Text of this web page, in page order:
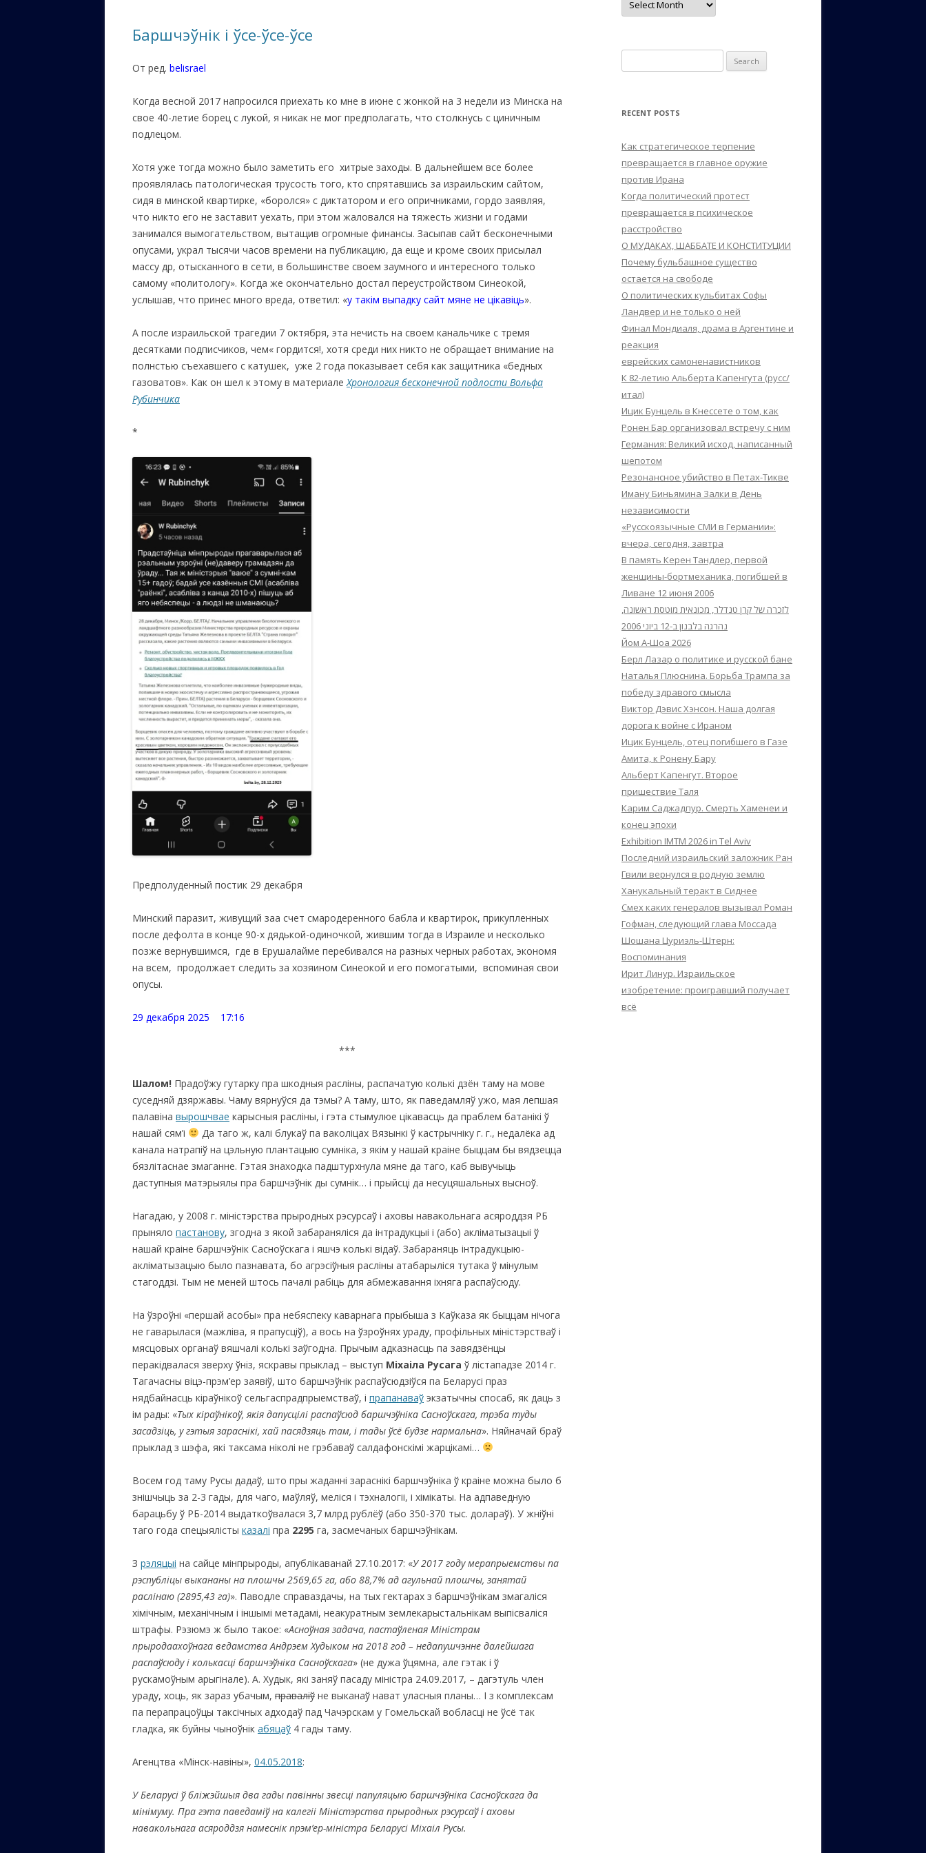
КАЛИНКОВИЧАХ СЕЙЧАС
ИНФОРМАЦИЯ К СТАРОМУ
САЙТУ
КТО КОГО ИЩЕТ
Баршчэўнік і ўсе-ўсе-ўсе
От ред. belisrael
Когда весной 2017 напросился приехать ко мне в июне с жонкой на 3 недели из Минска на
свое 40-летие борец с лукой, я никак не мог предполагать, что столкнусь с циничным
подлецом.
Хотя уже тогда можно было заметить его хитрые заходы. В дальнейшем все более
проявлялась патологическая трусость того, кто спрятавшись за израильским сайтом,
сидя в минской квартирке, «боролся» с диктатором и его опричниками, гордо заявляя,
что никто его не заставит уехать, при этом жаловался на тяжесть жизни и годами
занимался вымогательством, вытащив огромные финансы. Засыпав сайт бесконечными
опусами, украл тысячи часов времени на публикацию, да еще и кроме своих присылал
массу др, отысканного в сети, в большинстве своем заумного и интересного только
самому «политологу». Когда же окончательно достал переустройством Синеокой,
услышав, что принес много вреда, ответил: «у такім выпадку сайт мяне не цікавіць».
А после израильской трагедии 7 октября, эта нечисть на своем канальчике с тремя
десятками подписчиков, чем« гордится!, хотя среди них никто не обращает внимание на
полнстью съехавшего с катушек, уже 2 года показывает себя как защитника «бедных
газоватов». Как он шел к этому в материалеХронология бесконечной подлости Вольфа
Рубинчика
*
Предполуденный постик 29 декабря
Минский паразит, живущий заа счет смародеренного бабла и квартирок, прикупленных
после дефолта в конце 90-х дядькой-одиночкой, жившим тогда в Израиле и несколько
позже вернувшимся, где в Ерушалайме перебивался на разных черных работах, экономя
на всем, продолжает следить за хозяином Синеокой и его помогатыми, вспоминая свои
опусы.
29 декабря 2025 17:16
***
Шалом! Прадоўжу гутарку пра шкодныя расліны, распачатую колькі дзён таму на мове
суседняй дзяржавы. Чаму вярнуўся да тэмы? А таму, што, як паведамляў ужо, мая лепшая
палавіна вырошчвае карысныя расліны, і гэта стымулюе цікавасць да праблем батанікі ў
нашай сям’і
Да таго ж, калі блукаў па ваколіцах Вязынкі ў кастрычніку г. г., недалёка ад
канала натрапіў на цэльную плантацыю сумніка, з якім у нашай краіне быццам бы вядзецца
бязлітаснае змаганне. Гэтая знаходка падштурхнула мяне да таго, каб вывучыць
даступныя матэрыялы пра баршчэўнік ды сумнік… і прыйсці да несуцяшальных высноў.
Нагадаю, у 2008 г. міністэрства прыродных рэсурсаў і аховы навакольнага асяроддзя РБ
прыняло пастанову, згодна з якой забараняліся да інтрадукцыі і (або) акліматызацыі ў
нашай краіне баршчэўнік Сасноўскага і яшчэ кoлькі відаў. Забараняць інтрадукцыю-
акліматызацыю было пазнавата, бо агрэсіўныя расліны атабарыліся тутака ў мінулым
стагоддзі. Тым не меней штось пачалі рабіць для абмежавання іхняга распаўсюду.
На ўзроўні «першай асобы» пра небяспеку каварнага прыбыша з Каўказа як быццам нічога
не гаварылася (мажліва, я прапусціў), а вось на ўзроўнях ураду, профільных міністэрстваў і
мясцовых органаў вяшчалі колькі заўгодна. Прычым адказнасць па завядзёнцы
перакідвалася зверху ўніз, яскравы прыклад – выступ Міхаіла Русага ў лістападзе 2014 г.
Тагачасны віцэ-прэм’ер заявіў, што баршчэўнік распаўсюдзіўся па Беларусі праз
нядбайнасць кіраўнікоў сельгаспрадпрыемстваў, і прапанаваў экзатычны спосаб, як даць з
ім рады: «Тых кіраўнікоў, якія дапусцілі распаўсюд баршчэўніка Сасноўскага, трэба туды
засадзіць, у гэтыя зараснікі, хай пасядзяць там, і тады ўсё будзе нармальна». Няйначай браў
прыклад з шэфа, які таксама ніколі не грэбаваў салдафонскімі жарцікамі…
Восем год таму Русы дадаў, што пры жаданні зараснікі баршчэўніка ў краіне можна было б
знішчыць за 2-3 гады, для чаго, маўляў, меліся і тэхналогіі, і хімікаты. На адпаведную
барацьбу ў РБ-2014 выдаткоўвалася 3,7 млрд рублёў (або 350-370 тыс. долараў). У жніўні
таго года спецыялісты казалі пра 2295 га, засмечаных баршчэўнікам.
З рэляцыі на сайце мінпрыроды, апублікаванай 27.10.2017: «У 2017 году мерапрыемствы па
рэспубліцы выкананы на плошчы 2569,65 га, або 88,7% ад агульнай плошчы, занятай
раслінаю (2895,43 га)». Паводле справаздачы, на тых гектарах з баршчэўнікам змагаліся
хімічным, механічным і іншымі метадамі, неакуратным землекарыстальнікам выпісваліся
штрафы. Рэзюмэ ж было такое: «Асноўная задача, пастаўленая Міністрам
прыродаахоўнага ведамства Андрэем Худыком на 2018 год – недапушчэнне далейшага
распаўсюду і колькасці баршчэўніка Сасноўскага» (не дужа ўцямна, але гэтак і ў
рускамоўным арыгінале). А. Худык, які заняў пасаду міністра 24.09.2017, – дагэтуль член
ураду, хоць, як зараз убачым, праваліў не выканаў нават уласныя планы… І з комплексам
па перапрацоўцы таксічных адходаў пад Чачэрскам у Гомельскай вобласці не ўсё так
гладка, як буйны чыноўнік абяцаў 4 гады таму.
Агенцтва «Мінск-навіны», 04.05.2018:
У Беларусі ў бліжэйшыя два гады павінны звесці папуляцыю баршчэўніка Сасноўскага да
мінімуму. Пра гэта паведаміў на калегіі Міністэрства прыродных рэсурсаў і аховы
навакольнага асяроддзя намеснік прэм’ер-міністра Беларусі Міхаіл Русы.
for:
RECENT POSTS
Как стратегическое терпение
превращается в главное оружие
против Ирана
Когда политический протест
превращается в психическое
расстройство
О МУДАКАХ, ШАББАТЕ И КОНСТИТУЦИИ
Почему бульбашное существо
остается на свободе
О политических кульбитах Софы
Ландвер и не только о ней
Финал Мондиаля, драма в Аргентине и
реакция
еврейских самоненавистников
К 82-летию Альберта Капенгута (русс/
итал)
Ицик Бунцель в Кнессете о том, как
Ронен Бар организовал встречу с ним
Германия: Великий исход, написанный
шепотом
Резонансное убийство в Петах-Тикве
Иману Биньямина Залки в День
независимости
«Русскоязычные СМИ в Германии»:
вчера, сегодня, завтра
В память Керен Тандлер, первой
женщины-бортмеханика, погибшей в
Ливане 12 июня 2006
לזכרה של קרן טנדלר, מכונאית מוטסת ראשונה,
נהרגה בלבנון ב-12 ביוני 2006
Йом А-Шоа 2026
Берл Лазар о политике и русской бане
Наталья Плюснина. Борьба Трампа за
победу здравого смысла
Виктор Дэвис Хэнсон. Наша долгая
дорога к войне с Ираном
Ицик Бунцель, отец погибшего в Газе
Амита, к Ронену Бару
Альберт Капенгут. Второе
пришествие Таля
Карим Саджадпур. Смерть Хаменеи и
конец эпохи
Exhibition IMTM 2026 in Tel Aviv
Последний израильский заложник Ран
Гвили вернулся в родную землю
Ханукальный теракт в Сиднее
Смех каких генералов вызывал Роман
Гофман, следующий глава Моссада
Шошана Цуриэль-Штерн:
Воспоминания
Ирит Линур. Израильское
изобретение: проигравший получает
всё